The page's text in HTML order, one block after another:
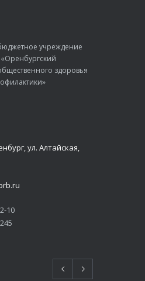
учреждение
здоровья
ул. Алтайская,
10